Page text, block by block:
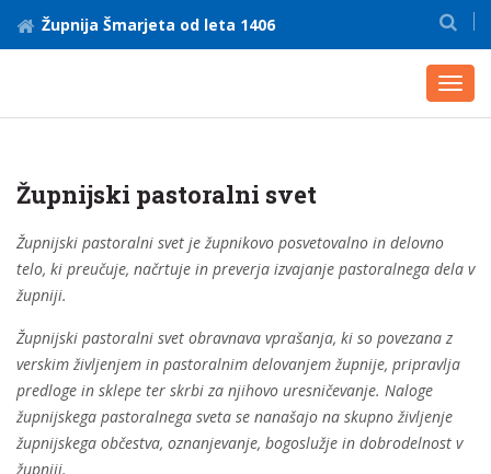
Župnija Šmarjeta od leta 1406
Župnijski pastoralni svet
Župnijski pastoralni svet je župnikovo posvetovalno in delovno
telo, ki preučuje, načrtuje in preverja izvajanje pastoralnega dela v
župniji.
Župnijski pastoralni svet obravnava vprašanja, ki so povezana z
verskim življenjem in pastoralnim delovanjem župnije, pripravlja
predloge in sklepe ter skrbi za njihovo uresničevanje. Naloge
župnijskega pastoralnega sveta se nanašajo na skupno življenje
župnijskega občestva, oznanjevanje, bogoslužje in dobrodelnost v
župniji.